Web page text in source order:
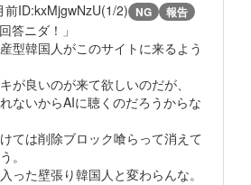
前ID:kxMjgwNzU(1/2) NG 報告
答ニダ！」
型韓国人がこのサイトに来るよう
が良いのが来て欲しいのだが、
ないからAIに聴くのだろうからな
ては削除ブロック喰らって消えて
。
った壁張り韓国人と変わらんな。